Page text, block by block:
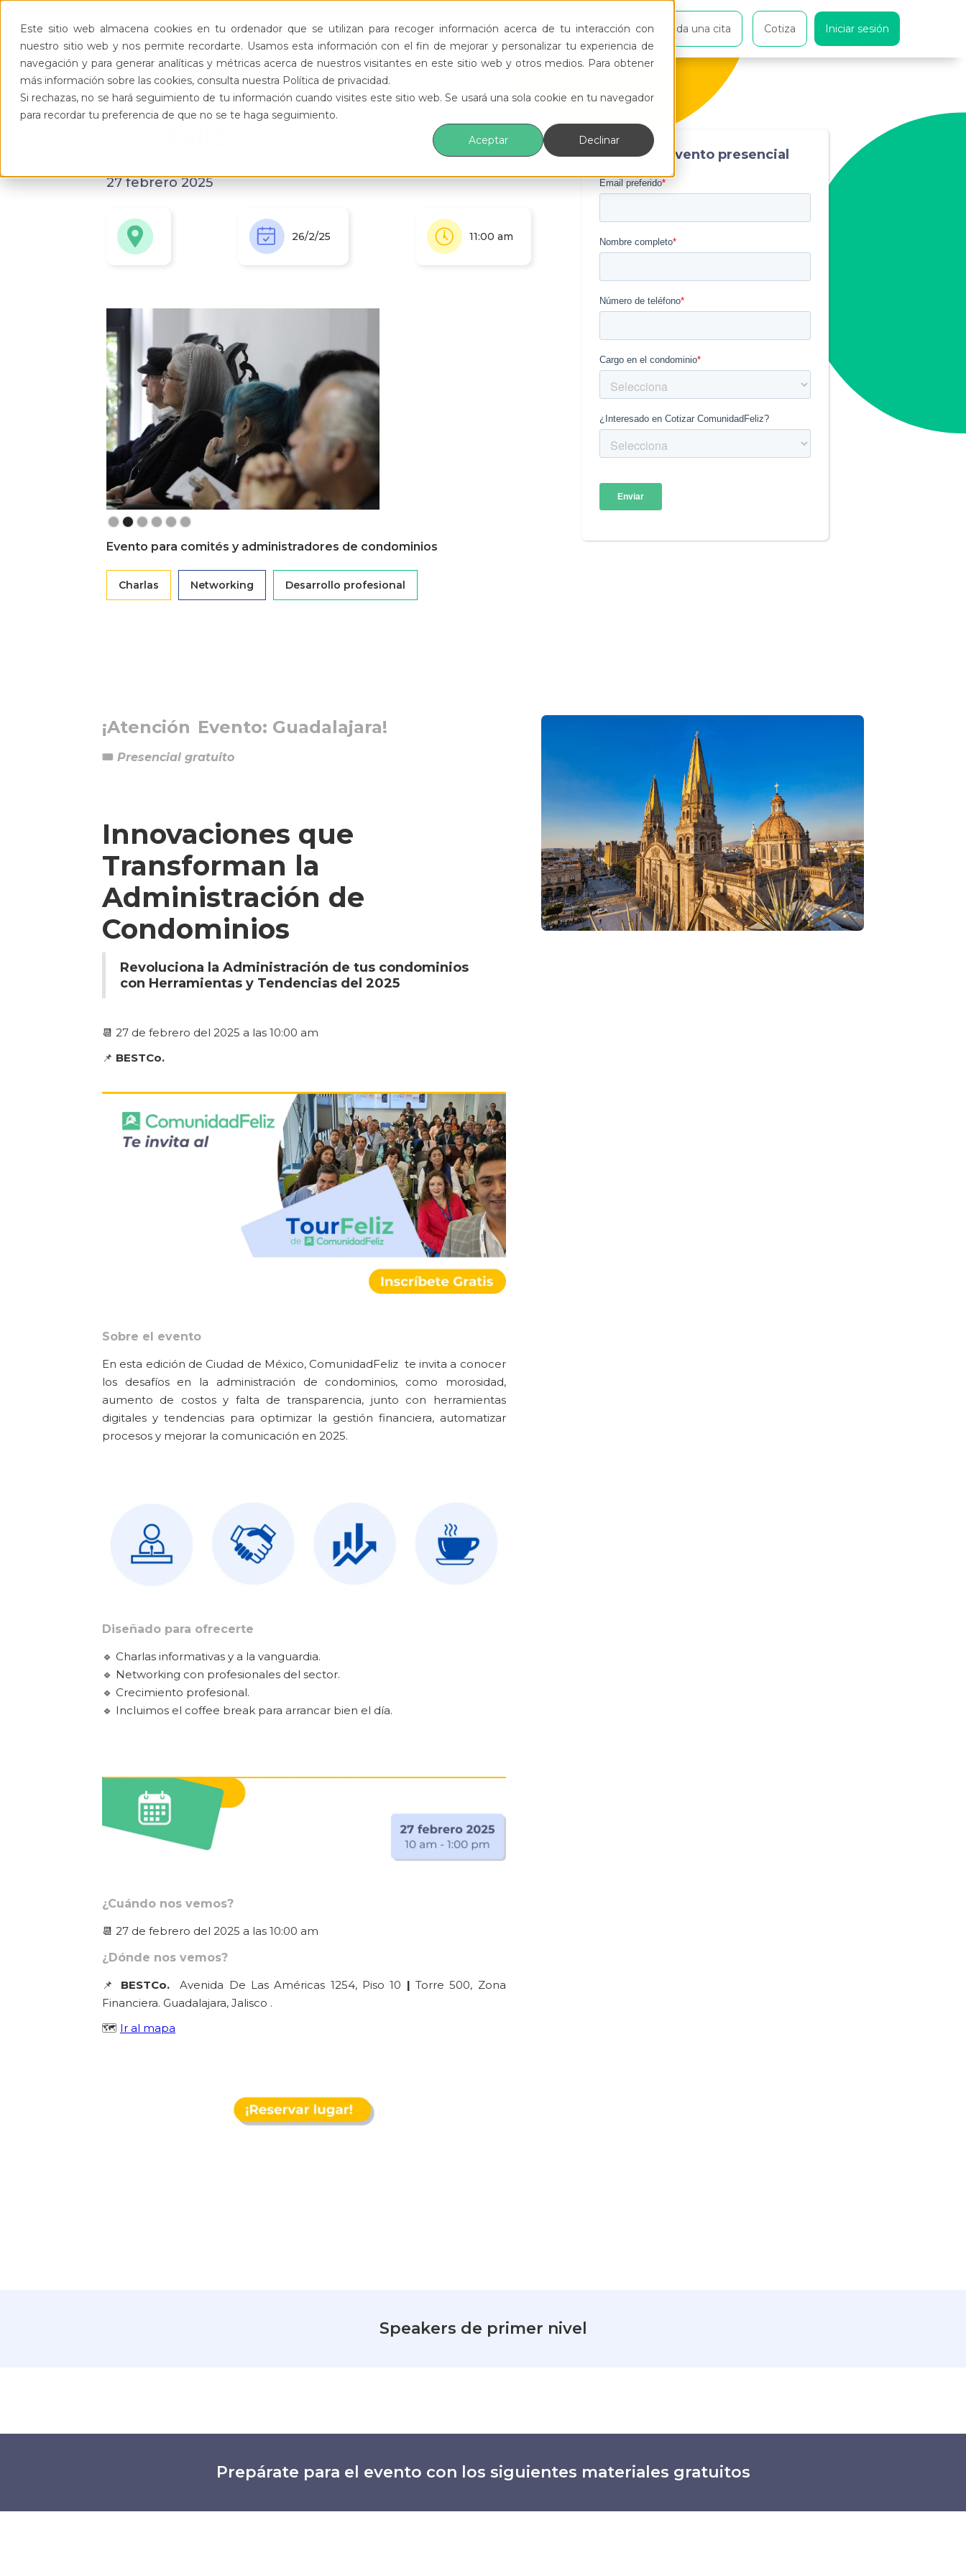
Este sitio web almacena cookies en tu ordenador que se utilizan para recoger información acerca de tu interacción con
nuestro sitio web y nos permite recordarte. Usamos esta información con el fin de mejorar y personalizar tu experiencia de
navegación y para generar analíticas y métricas acerca de nuestros visitantes en este sitio web y otros medios. Para obtener
más información sobre las cookies, consulta nuestra Política de privacidad.
Si rechazas, no se hará seguimiento de tu información cuando visites este sitio web. Se usará una sola cookie en tu navegador
para recordar tu preferencia de que no se te haga seguimiento.
Aceptar
Declinar
Productos Funcionalidades Eventos Recursos Agenda una cita Cotiza Iniciar sesión
Evento: Guadalajara
27 febrero 2025
26/2/25 11:00 am
Slide 2 of 6.
Evento para comités y administradores de condominios
Charlas Networking Desarrollo profesional
Registro: evento presencial
¡Atención Evento: Guadalajara!
🎟️ Presencial gratuito
Innovaciones que
Transforman la
Administración de
Condominios
Revoluciona la Administración de tus condominios
con Herramientas y Tendencias del 2025
📆 27 de febrero del 2025 a las 10:00 am
📌 BESTCo.
Sobre el evento
En esta edición de Ciudad de México, ComunidadFeliz te invita a conocer
los desafíos en la administración de condominios, como morosidad,
aumento de costos y falta de transparencia, junto con herramientas
digitales y tendencias para optimizar la gestión financiera, automatizar
procesos y mejorar la comunicación en 2025.
Diseñado para ofrecerte
🔹 Charlas informativas y a la vanguardia.
🔹 Networking con profesionales del sector.
🔹 Crecimiento profesional.
🔹 Incluimos el coffee break para arrancar bien el día.
¿Cuándo nos vemos?
📆 27 de febrero del 2025 a las 10:00 am
¿Dónde nos vemos?
📌 BESTCo.Avenida De Las Américas 1254, Piso 10 |Torre 500, Zona
Financiera. Guadalajara, Jalisco .
🗺️ Ir al mapa
Speakers de primer nivel
Prepárate para el evento con los siguientes materiales gratuitos